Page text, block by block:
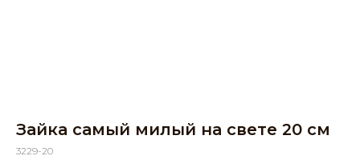
Зайка самый милый на свете 20 см
3229-20